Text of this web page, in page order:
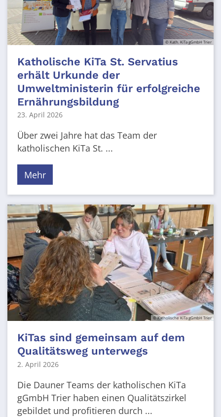
© Kath. KiTa gGmbH Trier
Katholische KiTa St. Servatius
erhält Urkunde der
Umweltministerin für erfolgreiche
Ernährungsbildung
23. April 2026
Über zwei Jahre hat das Team der
katholischen KiTa St. ...
Mehr
© Katholische KiTa gGmbH Trier
KiTas sind gemeinsam auf dem
Qualitätsweg unterwegs
2. April 2026
Die Dauner Teams der katholischen KiTa
gGmbH Trier haben einen Qualitätszirkel
gebildet und profitieren durch ...